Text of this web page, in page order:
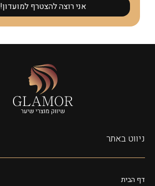
אני רוצה להצטרף למועדון!
ניווט באתר
דף הבית